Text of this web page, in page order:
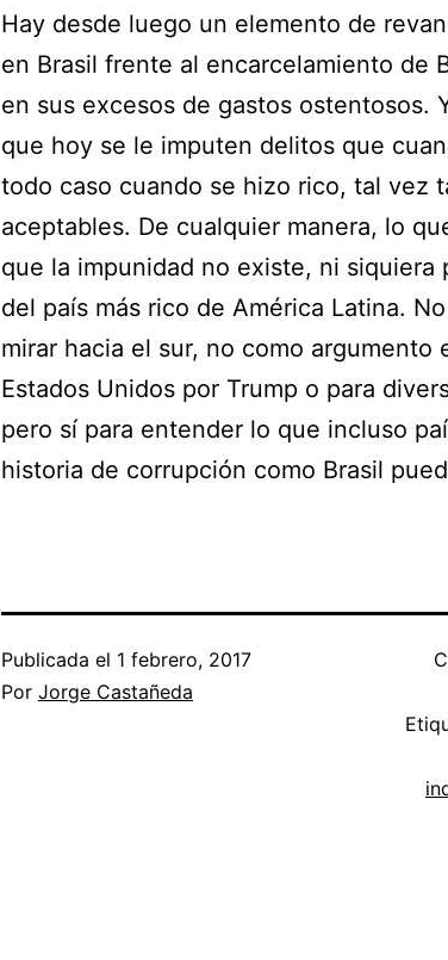
Hay desde luego un elemento de
en Brasil frente al encarcelamiento de
en sus excesos de gastos ostentosos.
que hoy se le imputen delitos que
todo caso cuando se hizo rico, tal vez
aceptables. De cualquier manera, lo
que la impunidad no existe, ni siquiera
del país más rico de América Latina.
mirar hacia el sur, no como argumento
Estados Unidos por Trump o para
pero sí para entender lo que incluso
historia de corrupción como Brasil
Publicada el 1 febrero, 2017
Por Jorge Castañeda